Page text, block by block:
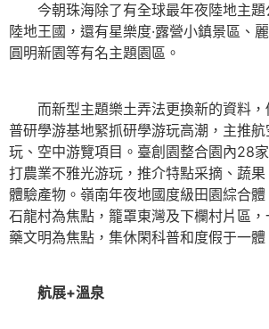
今朝珠海除了有全球最年夜陸地主
陸地王國，還有星樂度·露營小鎮景區、
圓明新園等有名主題園區。
而新型主題樂土弄法更換新的資料，
普研學游基地緊抓研學游玩高潮，主推
玩、空中游覽項目。臺創園整合園內28
打農業不雅光游玩，推介特點采摘、蔬
體驗產物。嶺南年夜地國度級田園綜合
石龍村為焦點，籠罩東灣及下欄村片區
藥文明為焦點，集休閑科普和度假于一體
航展+溫泉